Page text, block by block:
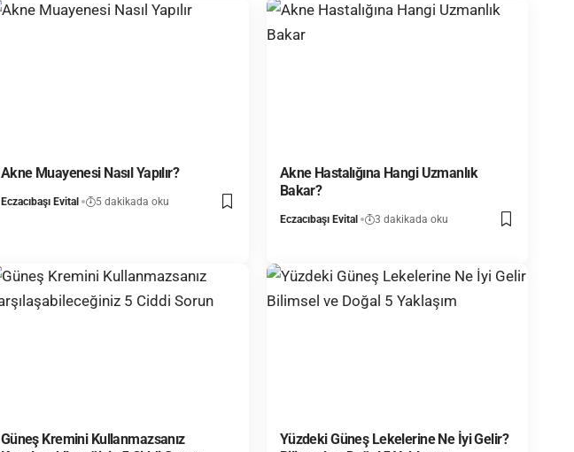
Akne Muayenesi Nasıl Yapılır?
Eczacıbaşı Evital 5 dakikada oku
Akne Hastalığına Hangi Uzmanlık
Bakar?
Eczacıbaşı Evital 3 dakikada oku
Güneş Kremini Kullanmazsanız
Yüzdeki Güneş Lekelerine Ne İyi Gelir?